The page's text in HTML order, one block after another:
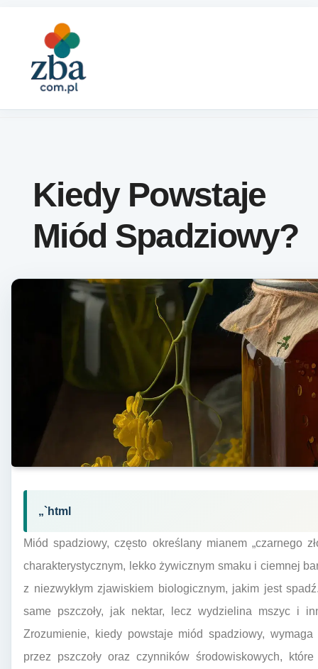
Kiedy Powstaje
Miód Spadziowy?
„`html
Miód spadziowy, często określany mianem „czarnego
charakterystycznym, lekko żywicznym smaku i ciemnej
z niezwykłym zjawiskiem biologicznym, jakim jest
same pszczoły, jak nektar, lecz wydzielina mszyc i
Zrozumienie, kiedy powstaje miód spadziowy,
przez pszczoły oraz czynników środowiskowych,